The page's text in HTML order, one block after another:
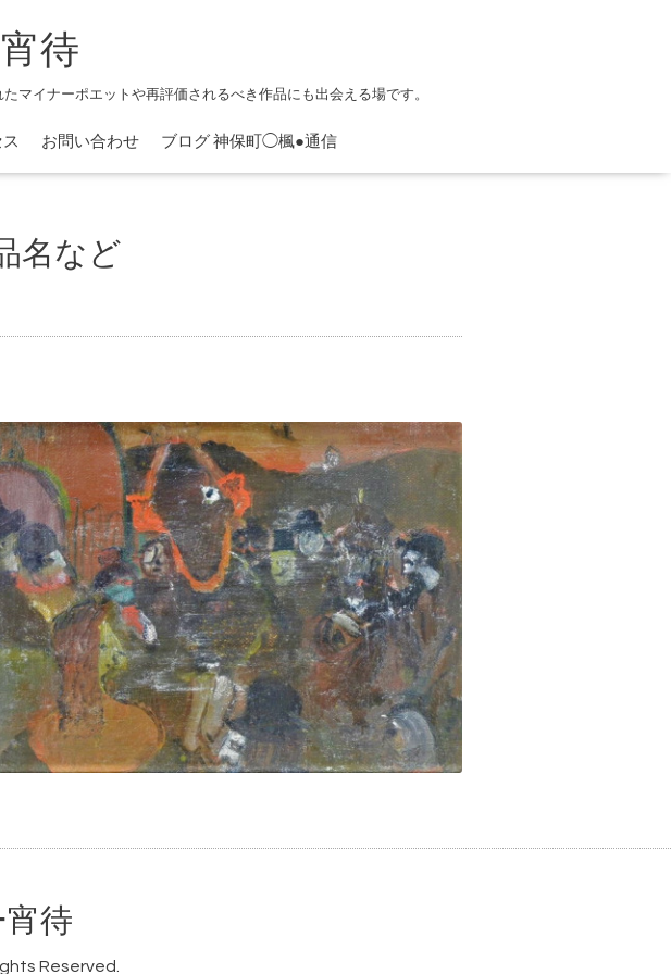
待
マイナーポエットや再評価されるべき作品にも出会える場です。
お問い合わせ ブログ 神保町◯楓●通信
名など
待
Reserved.